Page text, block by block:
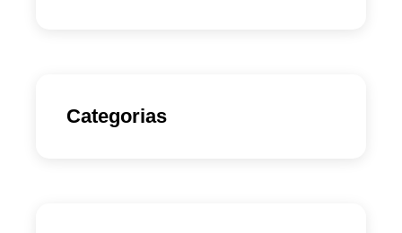
Categorias